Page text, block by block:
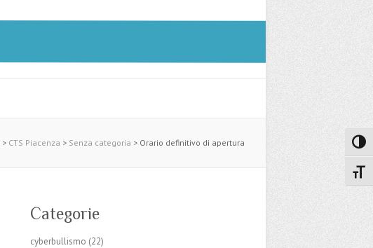
> CTS Piacenza > Senza categoria > Orario definitivo di apertura
Categorie
cyberbullismo (22)